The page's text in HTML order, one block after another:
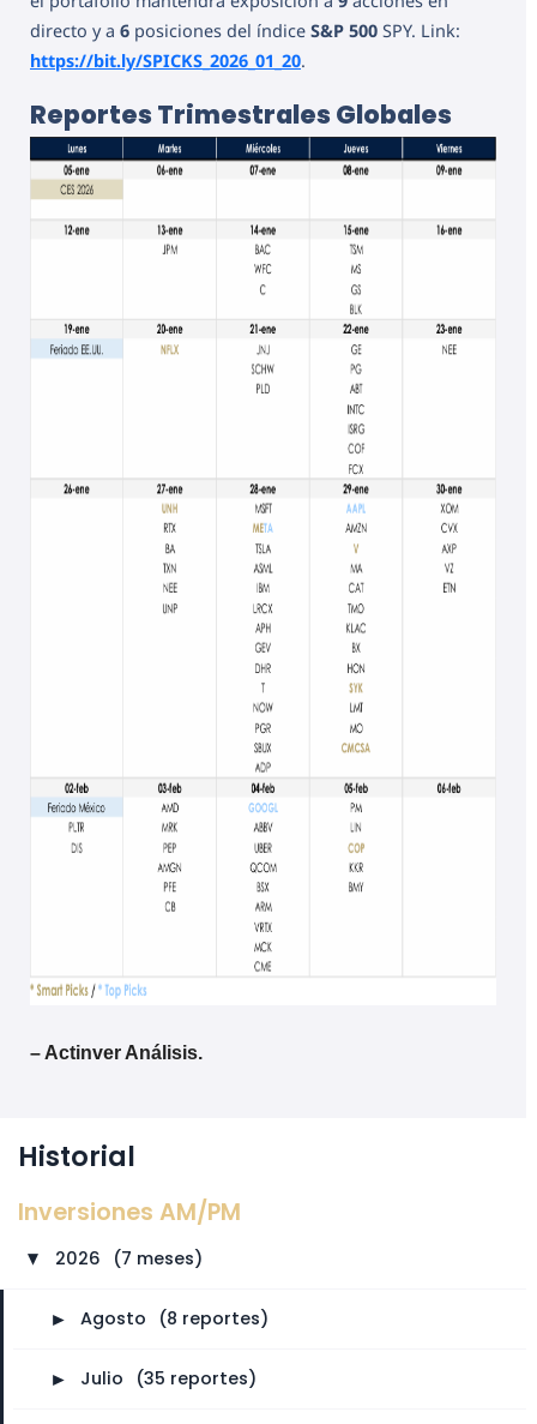
directo y a 6 posiciones del índice S&P 500 SPY. Link:
https://bit.ly/SPICKS_2026_01_20.
Reportes Trimestrales Globales
– Actinver Análisis.
Historial
Inversiones AM/PM
► 2026 (7 meses)
► Agosto (8 reportes)
► Julio (35 reportes)